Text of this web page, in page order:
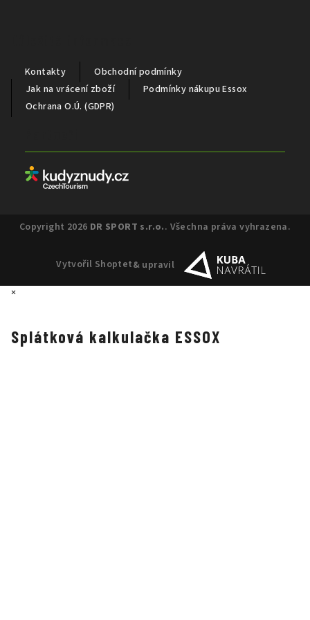
Kontakty
Obchodní podmínky
Jak na vrácení zboží
Podmínky nákupu Essox
Ochrana O.Ú. (GDPR)
Copyright 2026 DR SPORT s.r.o.. Všechna práva vyhrazena.
Vytvořil Shoptet& upravil
×
Splátková kalkulačka ESSOX